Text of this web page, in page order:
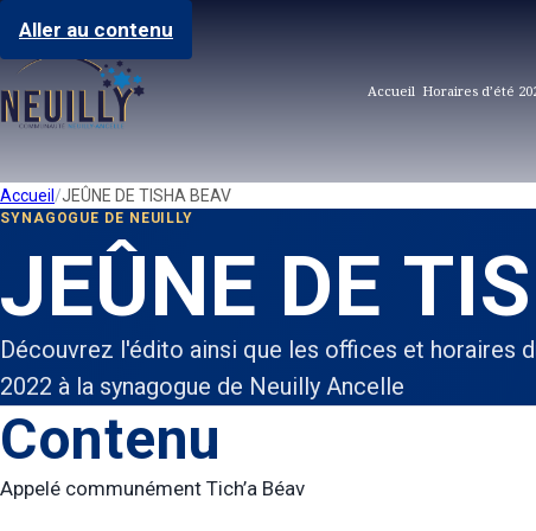
Aller au contenu
Accueil Horaires d’été
Accueil JEÛNE DE TISHA BEAV
SYNAGOGUE DE NEUILLY
JEÛNE DE
Découvrez l'édito ainsi que les offices et horaires
2022 à la synagogue de Neuilly Ancelle
Contenu
Appelé communément Tich’a Béav